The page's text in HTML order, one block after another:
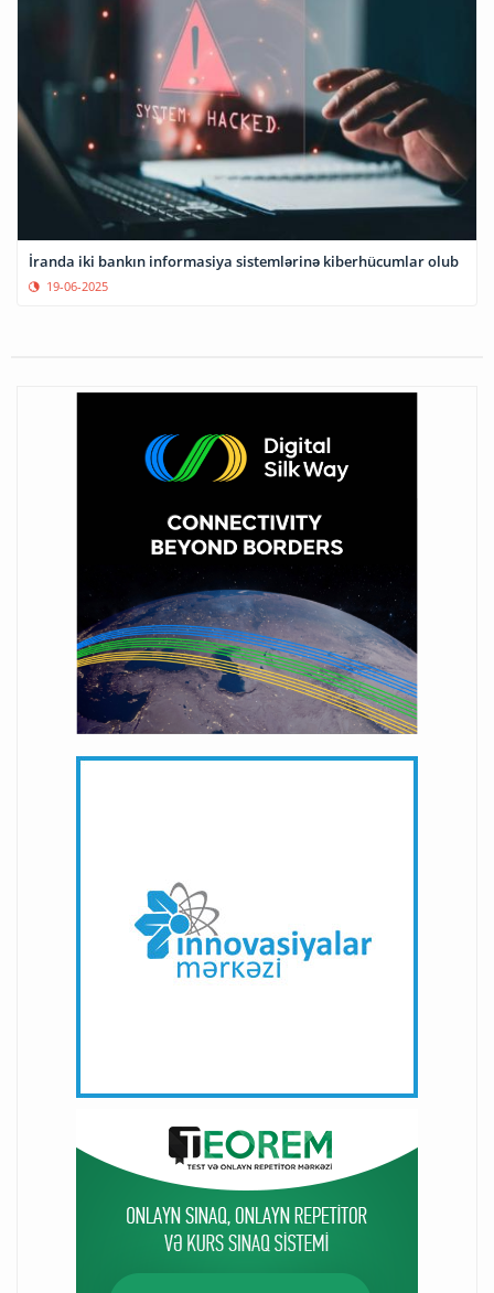
İranda iki bankın informasiya sistemlərinə kiberhücumlar olub
19-06-2025